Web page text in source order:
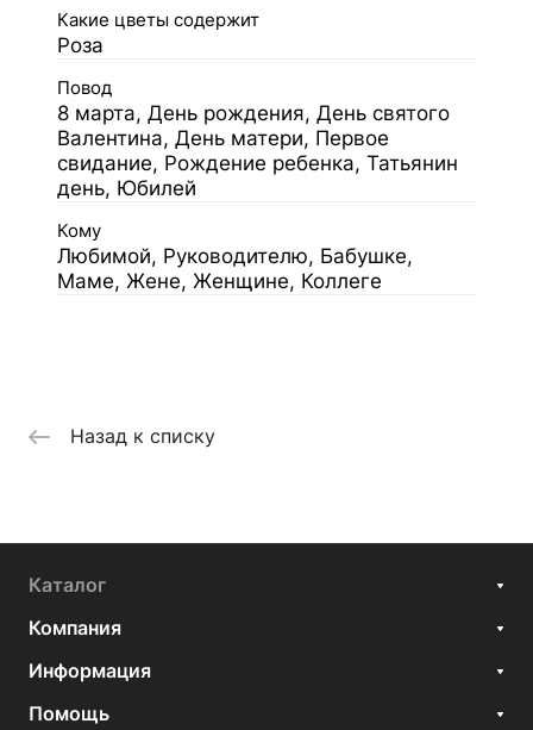
Какие цветы содержит
Роза
Повод
8 марта, День рождения, День святого
Валентина, День матери, Первое
свидание, Рождение ребенка, Татьянин
день, Юбилей
Кому
Любимой, Руководителю, Бабушке,
Маме, Жене, Женщине, Коллеге
Назад к списку
Каталог
Компания
Информация
Помощь